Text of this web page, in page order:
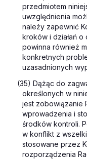
przedmiotem
uwzględnienia
należy zapewnić
kroków i działań o
powinna również
konkretnych
uzasadnionych
(35) Dążąc do
określonych w
jest zobowiązanie
wprowadzenia i
środków kontroli.
w konflikt z
stosowane przez
rozporządzenia